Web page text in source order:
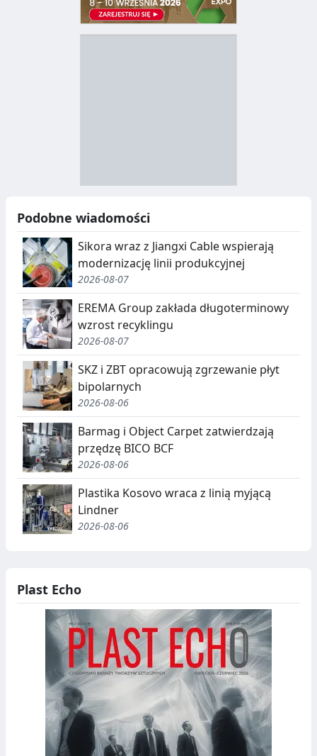
N
I
E
,
S
E
G
R
E
G
A
C
J
A
,
C
Y
K
L
I
N
G
B
U
C
J
A
O
D
B
I
Podobne wiadomości
Sikora wraz z Jiangxi Cable wspierają
modernizację linii produkcyjnej
2026-08-07
EREMA Group zakłada długoterminowy
wzrost recyklingu
2026-08-07
SKZ i ZBT opracowują zgrzewanie płyt
bipolarnych
2026-08-06
Barmag i Object Carpet zatwierdzają
przędzę BICO BCF
2026-08-06
Plastika Kosovo wraca z linią myjącą
Lindner
2026-08-06
Plast Echo